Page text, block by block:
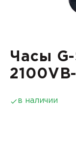
Часы G-
в наличии